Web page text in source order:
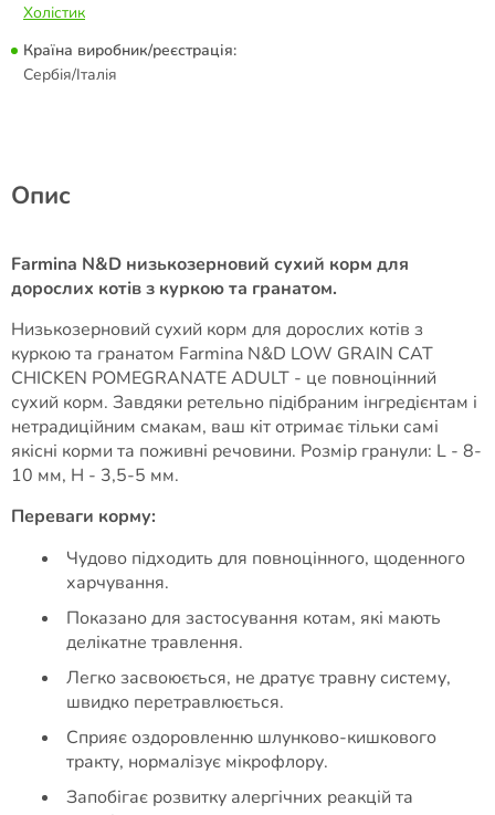
Холістик
Країна виробник/реєстрація:
Сербія/Італія
Опис
Farmina N&D низькозерновий сухий корм для
дорослих котів з куркою та гранатом.
Низькозерновий сухий корм для дорослих котів з
куркою та гранатом Farmina N&D LOW GRAIN CAT
CHICKEN POMEGRANATE ADULT - це повноцінний
сухий корм. Завдяки ретельно підібраним інгредієнтам і
нетрадиційним смакам, ваш кіт отримає тільки самі
якісні корми та поживні речовини. Розмір гранули: L - 8-
10 мм, H - 3,5-5 мм.
Переваги корму:
Чудово підходить для повноцінного, щоденного
харчування.
Показано для застосування котам, які мають
делікатне травлення.
Легко засвоюється, не дратує травну систему,
швидко перетравлюється.
Сприяє оздоровленню шлунково-кишкового
тракту, нормалізує мікрофлору.
Запобігає розвитку алергічних реакцій та